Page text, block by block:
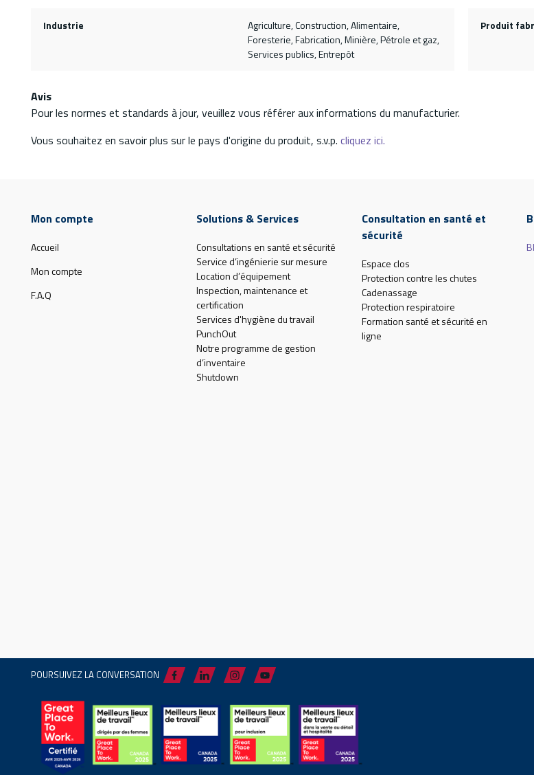
Industrie
Agriculture, Construction, Alimentaire,
Foresterie, Fabrication, Minière, Pétrole et gaz,
Services publics, Entrepôt
Produit
Avis
Pour les normes et standards à jour, veuillez vous référer aux informations du manufacturier.
Vous souhaitez en savoir plus sur le pays d'origine du produit, s.v.p. cliquez ici.
Mon compte
Accueil
Mon compte
F.A.Q
Solutions & Services
Consultations en santé et sécurité
Service d’ingénierie sur mesure
Location d’équipement
Inspection, maintenance et
certification
Services d'hygiène du travail
PunchOut
Notre programme de gestion
d’inventaire
Shutdown
Consultation en santé et
sécurité
Espace clos
Protection contre les chutes
Cadenassage
Protection respiratoire
Formation santé et sécurité en
ligne
POURSUIVEZ LA CONVERSATION